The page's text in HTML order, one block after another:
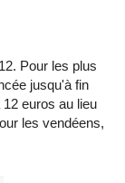
Pour les plus
jusqu'à fin
euros au lieu
les vendéens,